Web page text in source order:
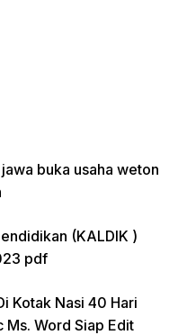
buka usaha weton
(KALDIK )
pdf
Kotak Nasi 40 Hari
Ms. Word Siap Edit